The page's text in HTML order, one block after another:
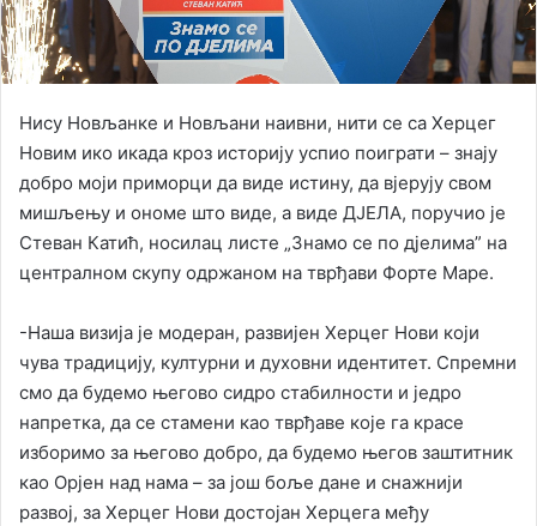
Нису Новљанке и Новљани наивни, нити се са Херцег
Новим ико икада кроз историју успио поиграти – знају
добро моји приморци да виде истину, да вјерују свом
мишљењу и ономе што виде, а виде ДЈЕЛА, поручио је
Стеван Катић, носилац листе „Знамо се по дјелима” на
централном скупу одржаном на тврђави Форте Маре.
-Наша визија је модеран, развијен Херцег Нови који
чува традицију, културни и духовни идентитет. Спремни
смо да будемо његово сидро стабилности и једро
напретка, да се стамени као тврђаве које га красе
изборимо за његово добро, да будемо његов заштитник
као Орјен над нама – за још боље дане и снажнији
развој, за Херцег Нови достојан Херцега међу